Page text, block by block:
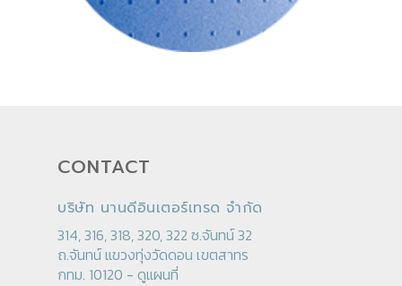
CONTACT
บริษัท นานดีอินเตอร์เทรด จำกัด
314, 316, 318, 320, 322 ซ.จันทน์ 32
ถ.จันทน์ แขวงทุ่งวัดดอน เขตสาทร
กทม. 10120 - ดูแผนที่